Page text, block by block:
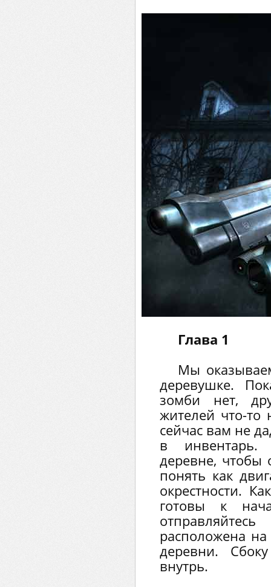
Глава 1
Мы
деревушке.
зомби нет,
жителей что-то
сейчас вам не
в инвентарь.
деревне, чтобы
понять как
окрестности.
готовы к
расположена
деревни.
внутрь.